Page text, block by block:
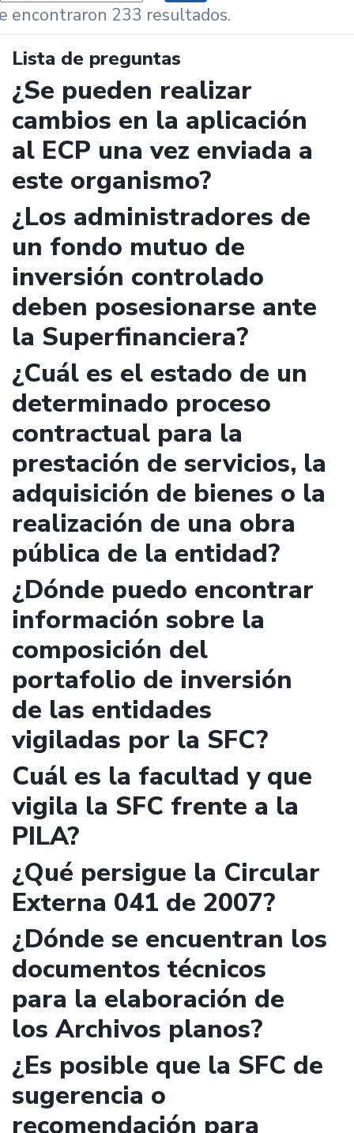
encontraron 233 resultados.
Lista de preguntas
¿Se pueden realizar
cambios en la aplicación
al ECP una vez enviada a
este organismo?
¿Los administradores de
un fondo mutuo de
inversión controlado
deben posesionarse ante
la Superfinanciera?
¿Cuál es el estado de un
determinado proceso
contractual para la
prestación de servicios, la
adquisición de bienes o la
realización de una obra
pública de la entidad?
¿Dónde puedo encontrar
información sobre la
composición del
portafolio de inversión
de las entidades
vigiladas por la SFC?
Cuál es la facultad y que
vigila la SFC frente a la
PILA?
¿Qué persigue la Circular
Externa 041 de 2007?
¿Dónde se encuentran los
documentos técnicos
para la elaboración de
los Archivos planos?
¿Es posible que la SFC de
sugerencia o
recomendación para